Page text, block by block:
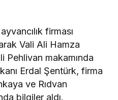
firması
Vali Ali Hamza
Pehlivan makamında
Erdal Şentürk, firma
ve Rıdvan
bilgiler aldı.